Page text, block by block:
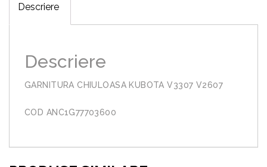
Descriere
Descriere
GARNITURA CHIULOASA KUBOTA V3307 V2607
COD ANC1G77703600